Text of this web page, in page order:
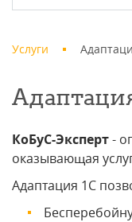
Услуги
КоБуС-Эксперт-
оказывающая
Адаптация 1С